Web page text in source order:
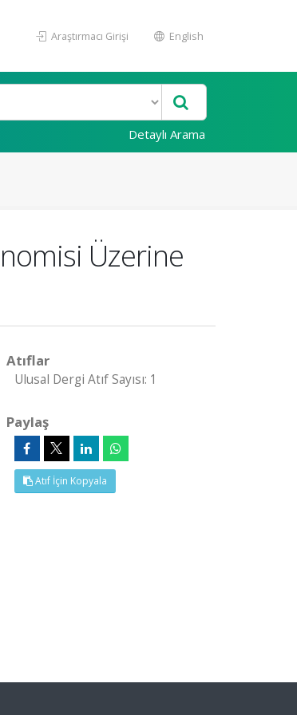
Araştırmacı Girişi English
Detaylı Arama
Üzerine
Atıflar
Ulusal Dergi Atıf Sayısı: 1
Paylaş
Atıf İçin Kopyala